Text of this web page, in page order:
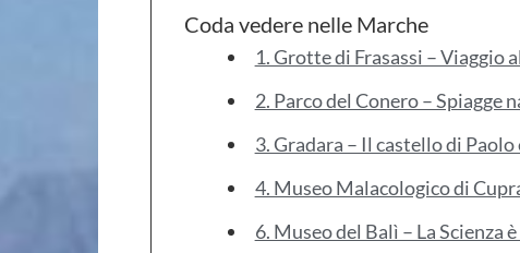
Coda vedere nelle Marche
1. Grotte di Frasassi – Viaggio
2. Parco del Conero – Spiagge
3. Gradara – Il castello di Paolo
4. Museo Malacologico di
6. Museo del Balì – La Scienza